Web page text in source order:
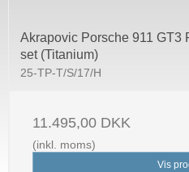
Akrapovic Porsche 911 GT3
set (Titanium)
25-TP-T/S/17/H
11.495,00 DKK
(inkl. moms)
Vis